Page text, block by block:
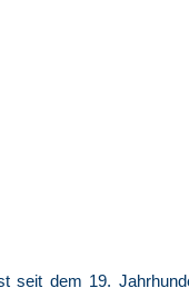
seit dem 19.